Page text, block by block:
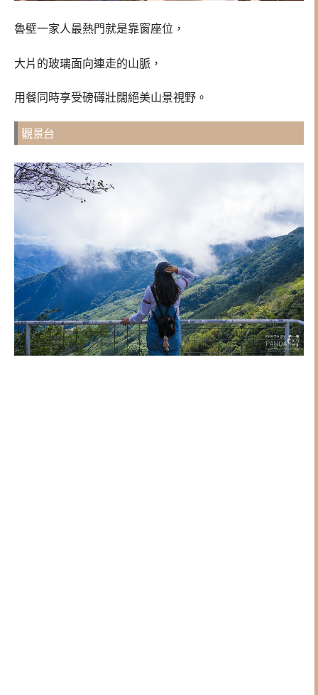
魯壁一家人最熱門就是靠窗座位，
大片的玻璃面向連走的山脈，
用餐同時享受磅礡壯闊絕美山景視野。
觀景台